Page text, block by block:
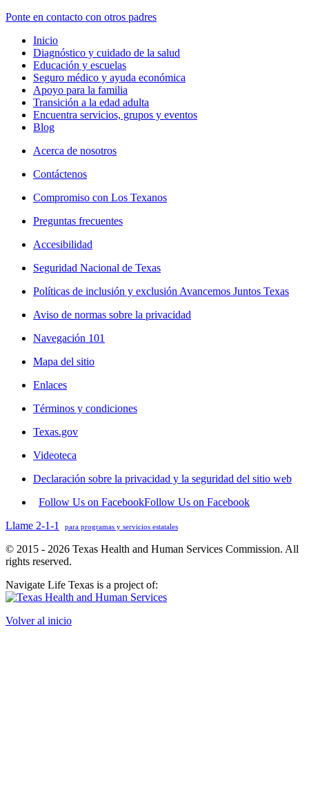
Ponte en contacto con otros padres
Inicio
Diagnóstico y cuidado de la salud
Educación y escuelas
Seguro médico y ayuda económica
Apoyo para la familia
Transición a la edad adulta
Encuentra servicios, grupos y eventos
Blog
Acerca de nosotros
Contáctenos
Compromiso con Los Texanos
Preguntas frecuentes
Accesibilidad
Seguridad Nacional de Texas
Políticas de inclusión y exclusión Avancemos Juntos Texas
Aviso de normas sobre la privacidad
Navegación 101
Mapa del sitio
Enlaces
Términos y condiciones
Texas.gov
Videoteca
Declaración sobre la privacidad y la seguridad del sitio web
Follow Us on FacebookFollow Us on Facebook
Llame 2-1-1
para programas y servicios estatales
© 2015 - 2026 Texas Health and Human Services Commission. All
rights reserved.
Navigate Life Texas is a project of:
Volver al inicio